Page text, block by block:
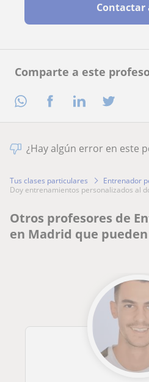
Comparte a este
Contactar
¿Hay algún error en este
Tus clases particulares Entrenador
doy entrenamientos personalizados al
Otros profesores de
en Madrid que